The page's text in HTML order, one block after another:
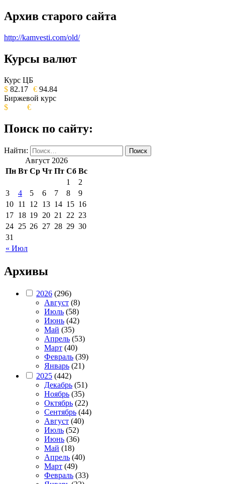
Архив старого сайта
http://kamvesti.com/old/
ОБЩЕСТВЕННО-ПОЛИТИЧЕСКОЕ
ИЗДАНИЕ КАМЧАТСКОГО КРАЯ.
Курсы валют
Курс ЦБ
$ 82.17 € 94.84
Биржевой курс
$
€
Поиск по сайту:
Найти:
Август 2026
Пн Вт Ср Чт Пт Сб Вс
« Июл
1
2
3
4 5 6 7 8
9
10 11 12 13 14 15 16
17 18 19 20 21 22 23
24 25 26 27 28 29 30
31
Архивы
2026 (296)
Август (8)
Июль (58)
Июнь (42)
Май (35)
Апрель (53)
Март (40)
Февраль (39)
Январь (21)
2025 (442)
Декабрь (51)
Ноябрь (35)
Октябрь (22)
Сентябрь (44)
Август (40)
Июль (52)
Июнь (36)
Май (18)
Апрель (40)
Март (49)
Февраль (33)